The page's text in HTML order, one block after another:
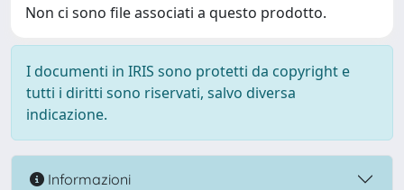
Non ci sono file associati a questo prodotto.
I documenti in IRIS sono protetti da copyright e
tutti i diritti sono riservati, salvo diversa
indicazione.
Informazioni